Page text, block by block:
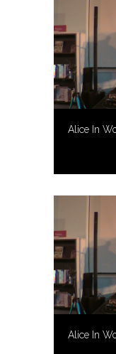
Alice In
Alice In